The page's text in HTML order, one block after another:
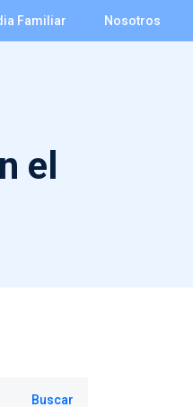
Familiar Nosotros
el